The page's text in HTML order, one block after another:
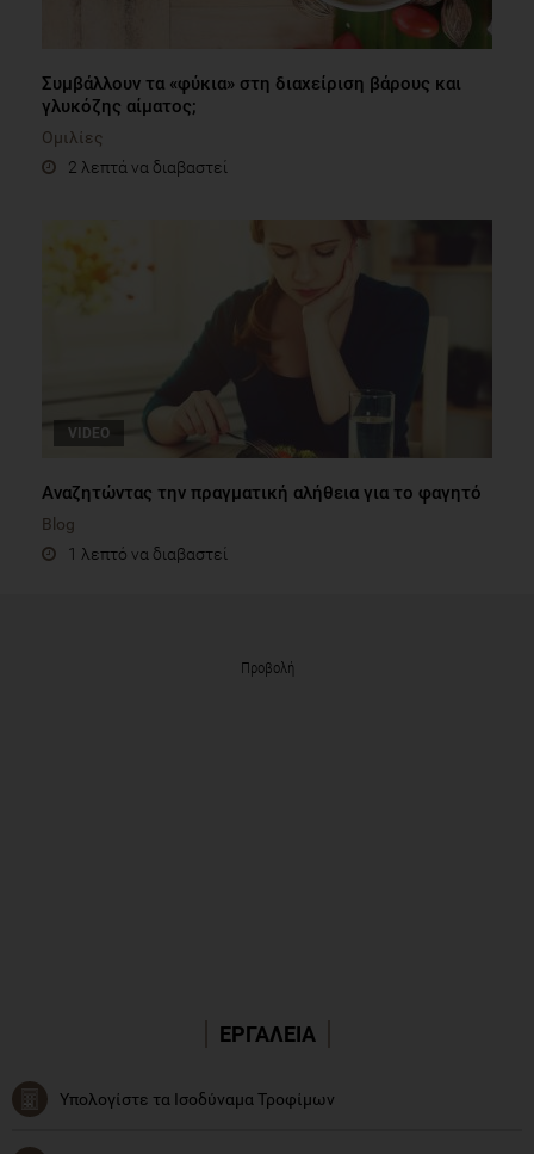
Συμβάλλουν τα «φύκια» στη διαχείριση βάρους και
γλυκόζης αίματος;
Ομιλίες
2 λεπτά να διαβαστεί
VIDEO
Αναζητώντας την πραγματική αλήθεια για το φαγητό
Blog
1 λεπτό να διαβαστεί
Προβολή
ΕΡΓΑΛΕΙΑ
Υπολογίστε τα Ισοδύναμα Τροφίμων